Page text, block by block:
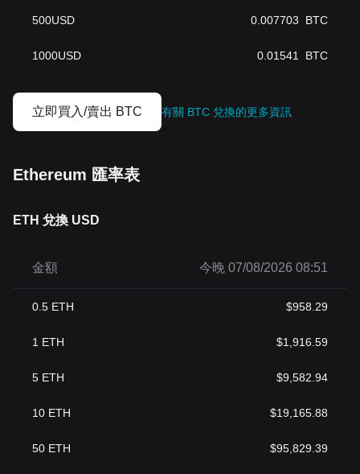
500USD 0.007703 BTC
1000USD 0.01541 BTC
立即買入/賣出 BTC 有關 BTC 兌換的更多資訊
Ethereum 匯率表
ETH 兌換 USD
金額 今晚 07/08/2026 08:51
0.5 ETH $958.29
1 ETH $1,916.59
5 ETH $9,582.94
10 ETH $19,165.88
50 ETH $95,829.39